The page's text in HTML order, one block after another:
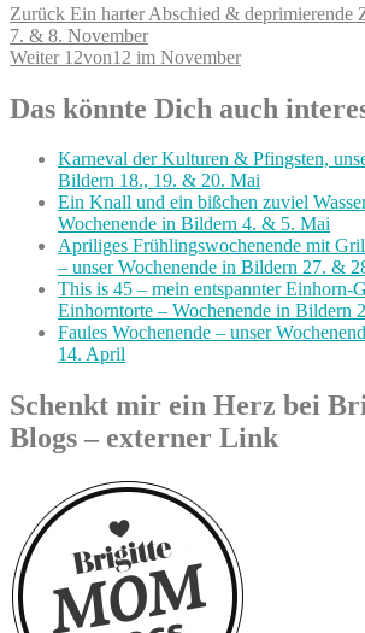
Beitragsnavigation
Zurück Vorheriger
Beitrag:
Ein harter Abschied & deprimierende
7. & 8. November
Weiter Nächster
12von12 im November
Das könnte Dich auch
Karneval der Kulturen & Pfingsten,
Bildern 18., 19. & 20. Mai
Ein Knall und ein bißchen zuviel
Wochenende in Bildern 4. & 5. Mai
Apriliges Frühlingswochenende mit
– unser Wochenende in Bildern 27. &
This is 45 – mein entspannter Einhorn-
Einhorntorte – Wochenende in Bildern
Faules Wochenende – unser
14. April
Schenkt mir ein Herz bei
Blogs – externer Link